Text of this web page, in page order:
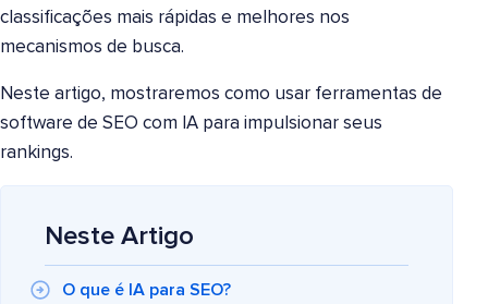
classificações mais rápidas e melhores nos
mecanismos de busca.
Neste artigo, mostraremos como usar ferramentas de
software de SEO com IA para impulsionar seus
rankings.
Neste Artigo
O que é IA para SEO?